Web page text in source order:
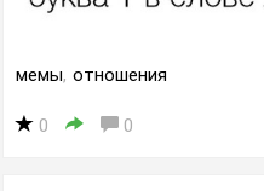
мемы, отношения
0 0